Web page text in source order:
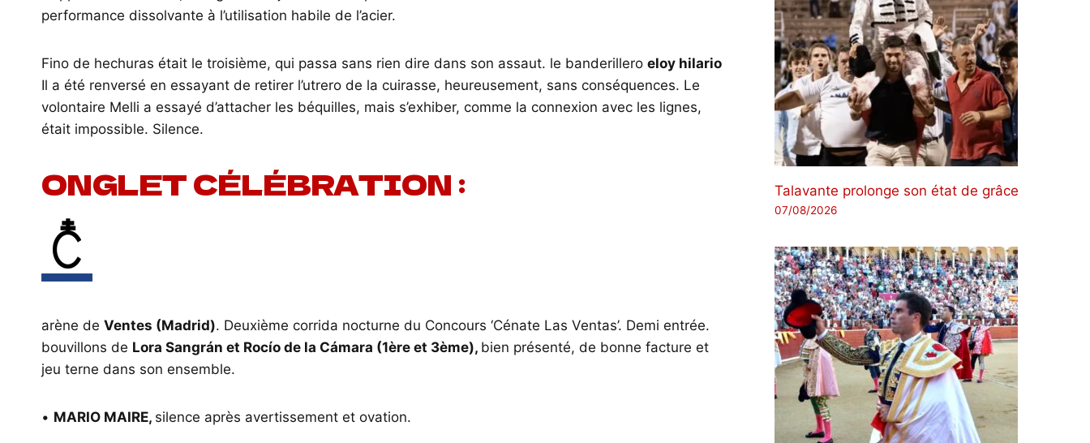
performance dissolvante à l’utilisation habile de l’acier.
Fino de hechuras était le troisième, qui passa sans rien dire dans son assaut. le banderillero eloy hilario
Il a été renversé en essayant de retirer l’utrero de la cuirasse, heureusement, sans conséquences. Le
volontaire Melli a essayé d’attacher les béquilles, mais s’exhiber, comme la connexion avec les lignes,
était impossible. Silence.
ONGLET CÉLÉBRATION :
arène de Ventes (Madrid). Deuxième corrida nocturne du Concours ‘Cénate Las Ventas’. Demi entrée.
bouvillons de Lora Sangrán et Rocío de la Cámara (1ère et 3ème), bien présenté, de bonne facture et
jeu terne dans son ensemble.
• MARIO MAIRE, silence après avertissement et ovation.
Talavante prolonge son état de grâce
07/08/2026